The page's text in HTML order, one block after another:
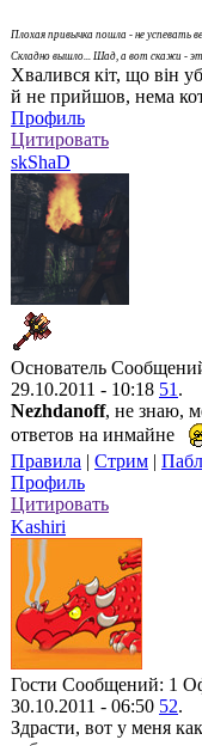
Плохая привычка пошла - не успевать
Складно вышло... Шад, а вот скажи -
Хвалився кiт, що вiн
й не прийшов, нема
Профиль
Цитировать
skShaD
Основатель
29.10.2011 - 10:18 51 .
Nezhdanoff, не знаю,
ответов на инмайне
Правила | Стрим |
Профиль
Цитировать
Kashiri
Гости Сообщений: 1
30.10.2011 - 06:50 52.
Здрасти, вот у меня